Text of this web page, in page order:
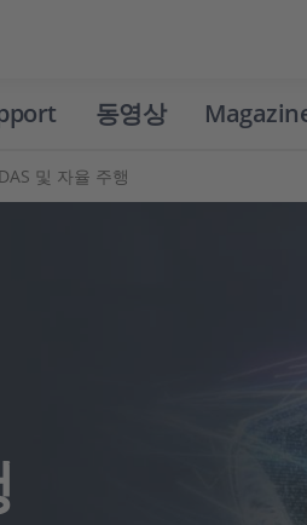
동영상
및 자율 주행